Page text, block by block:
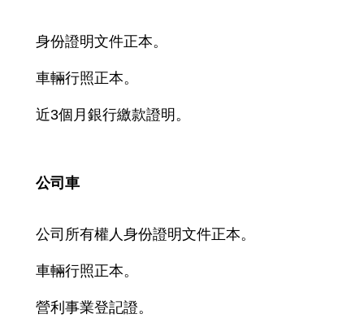
身份證明文件正本。
車輛行照正本。
近3個月銀行繳款證明。
公司車
公司所有權人身份證明文件正本。
車輛行照正本。
營利事業登記證。